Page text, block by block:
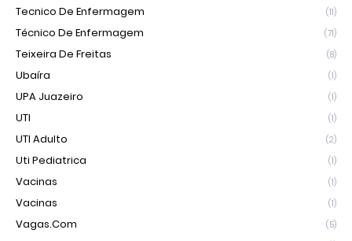
Tecnico De Enfermagem (11)
Técnico De Enfermagem (71)
Teixeira De Freitas (8)
Ubaíra (1)
UPA Juazeiro (1)
UTI (1)
UTI Adulto (2)
Uti Pediatrica (1)
Vacinas (1)
Vacinas (1)
Vagas.com (5)